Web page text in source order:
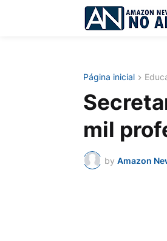
Página inicial
mil
by Amazon